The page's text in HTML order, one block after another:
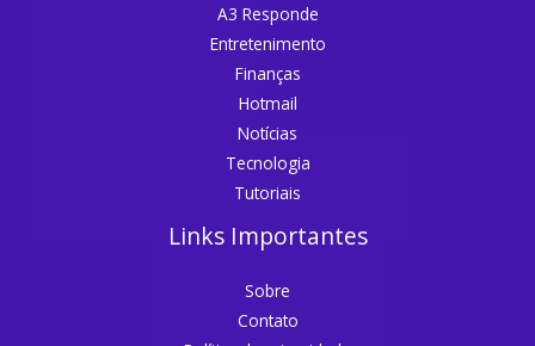
A3 Responde
Entretenimento
Finanças
Hotmail
Notícias
Tecnologia
Tutoriais
Links Importantes
Sobre
Contato